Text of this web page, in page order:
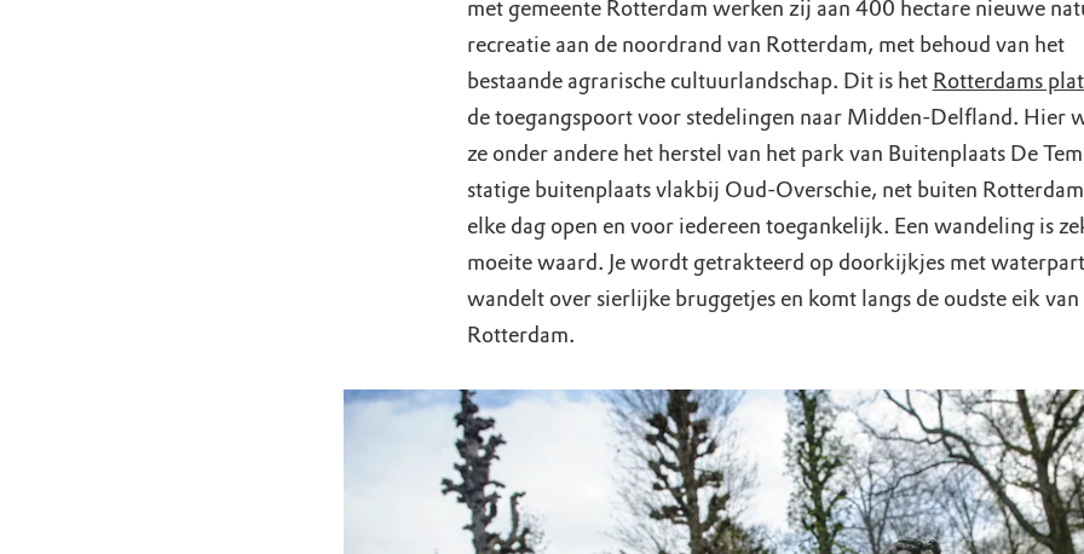
met gemeente Rotterdam werken zij aan 400 hectare nieuwe
recreatie aan de noordrand van Rotterdam, met behoud van het
bestaande agrarische cultuurlandschap. Dit is het Rotterdams
de toegangspoort voor stedelingen naar Midden-Delfland. Hier
ze onder andere het herstel van het park van Buitenplaats De
statige buitenplaats vlakbij Oud-Overschie, net buiten
elke dag open en voor iedereen toegankelijk. Een wandeling is
moeite waard. Je wordt getrakteerd op doorkijkjes met
wandelt over sierlijke bruggetjes en komt langs de oudste eik van
Rotterdam.